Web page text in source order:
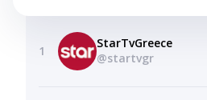
1
StarTvGreece
@startvgr